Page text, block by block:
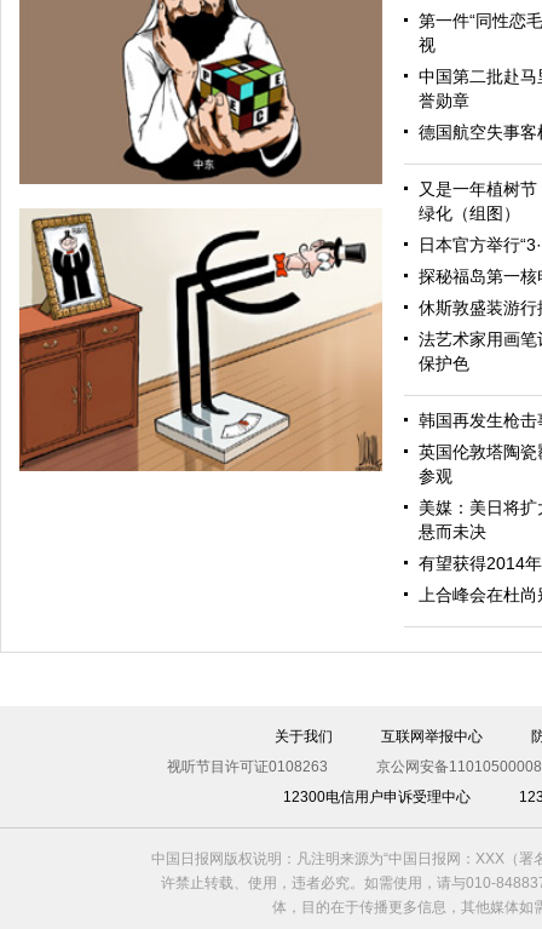
中东和平
第一件“同性恋
视
中国第二批赴
誉勋章
德国航空失事
又是一年植树
绿化（组图）
日本官方举行
探秘福岛第一
休斯敦盛装游
法艺术家用画笔
保护色
韩国再发生枪
英国伦敦塔陶
参观
美媒：美日将
悬而未决
有望获得2014
上合峰会在杜
关于我们 互联网举报中心
视听节目许可证0108263
京公网安备
12300电信用户申诉受理中心
中国日报网版权说明：凡注明来源为“中国日报网：XXX（
许禁止转载、使用，违者必究。如需使用，请与010-
体，目的在于传播更多信息，其他媒体